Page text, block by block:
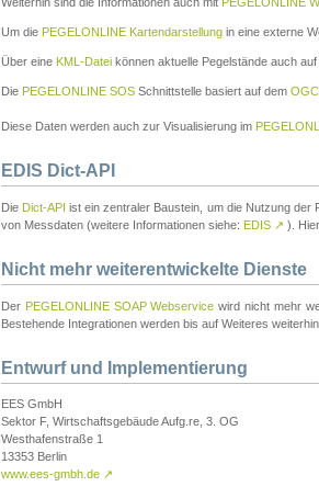
Um die PEGELONLINE Kartendarstellung in eine externe
Über eine KML-Datei können aktuelle Pegelstände auch
Die PEGELONLINE SOS Schnittstelle basiert auf dem
Diese Daten werden auch zur Visualisierung im
EDIS Dict-API
Die Dict-API ist ein zentraler Baustein, um die Nutzung der
von Messdaten (weitere Informationen siehe: EDIS ↗ ).
Nicht mehr weiterentwickelte Dienste
Der PEGELONLINE SOAP Webservice wird nicht mehr
Bestehende Integrationen werden bis auf Weiteres weiterhin
Entwurf und Implementierung
EES GmbH
Sektor F, Wirtschaftsgebäude Aufg.re, 3. OG
Westhafenstraße 1
13353 Berlin
www.ees-gmbh.de ↗